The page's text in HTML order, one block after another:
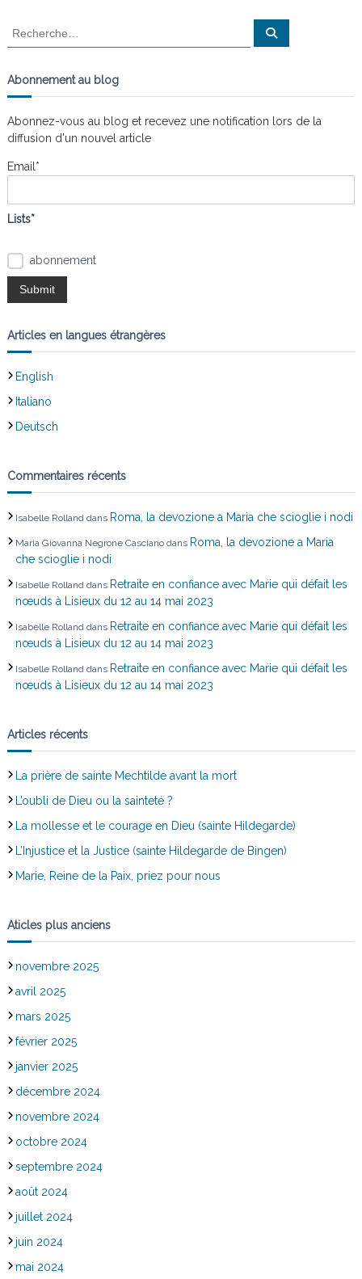
d
e
l
’
a
r
t
i
l
e
h
e
c
h
e
r
R
c
r
Abonnement au blog
Abonnez-vous au blog et recevez une notification lors de la
diffusion d'un nouvel article
Email*
Lists*
abonnement
Articles en langues étrangères
English
Italiano
Deutsch
Commentaires récents
Isabelle Rolland dans Roma, la devozione a Maria che scioglie i nodi
Maria Giovanna Negrone Cascianodans Roma, la devozione a Maria
che scioglie i nodi
Isabelle Rolland dans Retraite en confiance avec Marie qui défait les
nœuds à Lisieux du 12 au 14 mai 2023
Isabelle Rolland dans Retraite en confiance avec Marie qui défait les
nœuds à Lisieux du 12 au 14 mai 2023
Isabelle Rolland dans Retraite en confiance avec Marie qui défait les
nœuds à Lisieux du 12 au 14 mai 2023
Articles récents
La prière de sainte Mechtilde avant la mort
L’oubli de Dieu ou la sainteté ?
La mollesse et le courage en Dieu (sainte Hildegarde)
L’Injustice et la Justice (sainte Hildegarde de Bingen)
Marie, Reine de la Paix, priez pour nous
Aticles plus anciens
novembre 2025
avril 2025
mars 2025
février 2025
janvier 2025
décembre 2024
novembre 2024
octobre 2024
septembre 2024
août 2024
juillet 2024
juin 2024
mai 2024